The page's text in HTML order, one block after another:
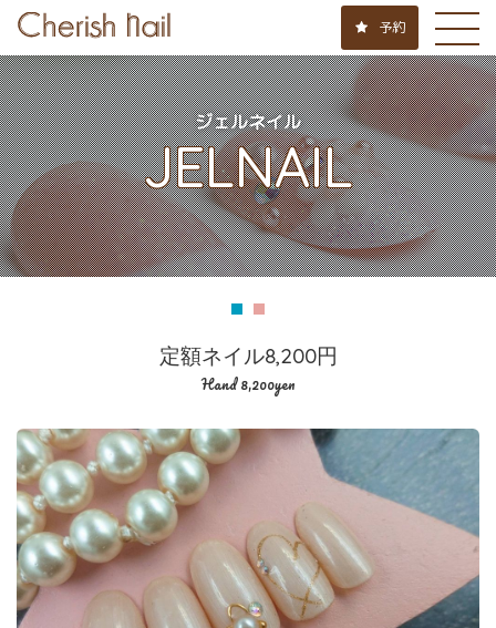
予約
ジェルネイル
JELNAIL
定額ネイル8,200円
Hand 8,200yen